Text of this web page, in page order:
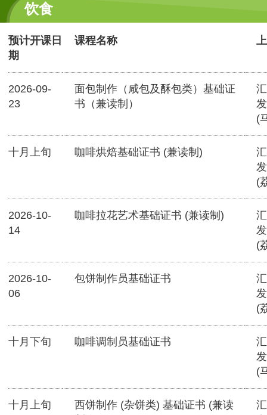
饮食
预计开课日
期
课程名称
2026-09-
23
面包制作（咸包及酥包类）基础证
书（兼读制）
(
十月上旬 咖啡烘焙基础证书 (兼读制)
(
2026-10-
14
咖啡拉花艺术基础证书 (兼读制)
(
2026-10-
06
包饼制作员基础证书
(
十月下旬 咖啡调制员基础证书
(
十月上旬
西饼制作 (杂饼类) 基础证书 (兼读